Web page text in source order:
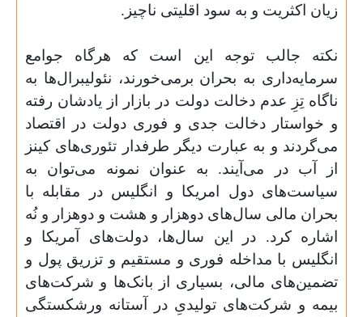
زیان اکثریت و به سود اقلیتی ناچیز.
نکته جالب توجه این است که هرگاه جوامع
سرمایه‌داری به بحران برمی‌خورند، نئولیبرال‌ها به
ناگاه تِزِ عدم دخالت دولت در بازار از یادشان رفته
و خواستار دخالت جدی و فوری دولت در اقتصاد
می‌گردند و به عبارت دیگر طرفدار تئوری‌های کینز
از آب در می‌آیند. به عنوان نمونه می‌توان به
سیاست‌های دول امریکا و انگلیس در مقابله با
بحران مالی سال‌های دوهزار و هشت و دوهزار و نُه
اشاره کرد. در این سال‌ها، دولت‌های آمریکا و
انگلیس با مداخله فوری و مستقیم و تزریق پول و
تضمین‌های مالی، بسیاری از بانک‌‌ها و شرکت‌های
بیمه و شرکت‌های تولیدیِ در آستانه ورشکستگی